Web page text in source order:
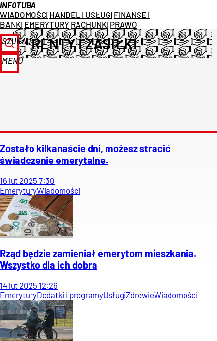
INFOTUBA
WIADOMOŚCI HANDEL I USŁUGI FINANSE I
BANKI EMERYTURY RACHUNKI PRAWO
SZUKAJ
MENU
RENTY I ZASIŁKI
Zostało kilkanaście dni, możesz stracić
świadczenie emerytalne.
16 lut 2025 7:30
EmeryturyWiadomości
Rząd będzie zamieniał emerytom mieszkania.
Wszystko dla ich dobra
14 lut 2025 12:26
EmeryturyDodatki i programyUsługiZdrowieWiadomości